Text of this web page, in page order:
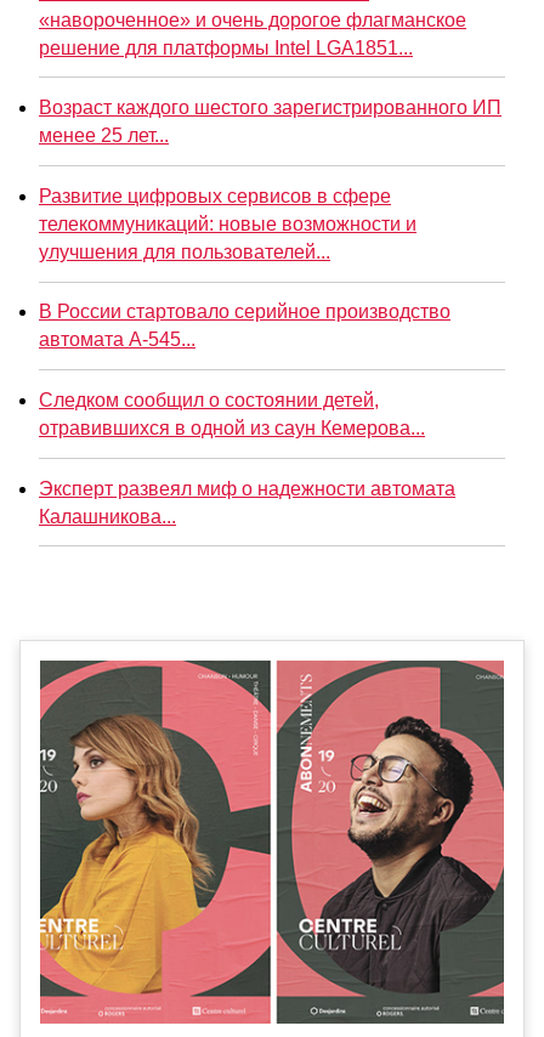
«навороченное» и очень дорогое флагманское
решение для платформы Intel LGA1851...
Возраст каждого шестого зарегистрированного ИП
менее 25 лет...
Развитие цифровых сервисов в сфере
телекоммуникаций: новые возможности и
улучшения для пользователей...
В России стартовало серийное производство
автомата А-545...
Следком сообщил о состоянии детей,
отравившихся в одной из саун Кемерова...
Эксперт развеял миф о надежности автомата
Калашникова...